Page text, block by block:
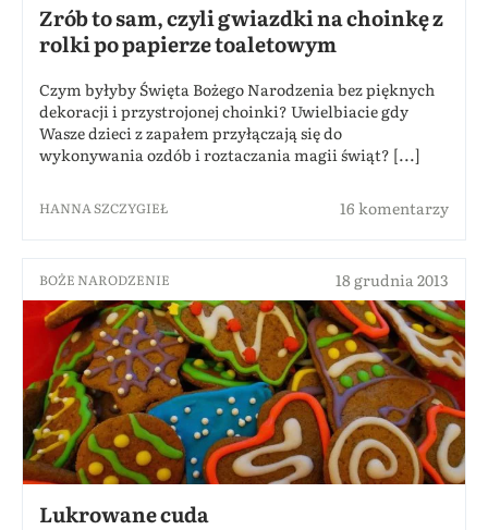
Zrób to sam, czyli gwiazdki na choinkę z
rolki po papierze toaletowym
Czym byłyby Święta Bożego Narodzenia bez pięknych
dekoracji i przystrojonej choinki? Uwielbiacie gdy
Wasze dzieci z zapałem przyłączają się do
wykonywania ozdób i roztaczania magii świąt? [...]
HANNA SZCZYGIEŁ 16 komentarzy
BOŻE NARODZENIE 18 grudnia 2013
Lukrowane cuda